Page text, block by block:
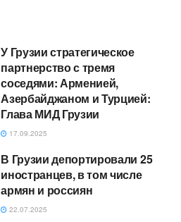
У Грузии стратегическое
партнерство с тремя
соседями: Арменией,
Азербайджаном и Турцией:
Глава МИД Грузии
17.09.2025
В Грузии депортировали 25
иностранцев, в том числе
армян и россиян
22.07.2025